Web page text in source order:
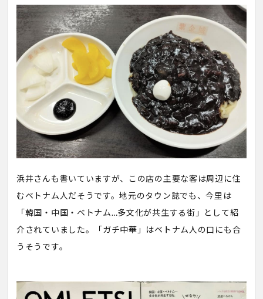
浜井さんも書いていますが、この店の主要な客は周辺に住
むベトナム人だそうです。地元のタウン誌でも、今里は
「韓国・中国・ベトナム…多文化が共生する街」として紹
介されていました。「ガチ中華」はベトナム人の口にも合
うそうです。